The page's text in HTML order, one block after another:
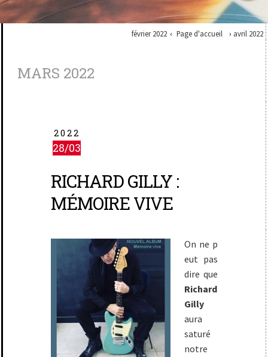
février 2022 Page d'accueil avril 2022
MARS 2022
2022
28/03
RICHARD GILLY :
MÉMOIRE VIVE
On ne p
eut pas
dire que
Richard
Gilly
aura
saturé
notre